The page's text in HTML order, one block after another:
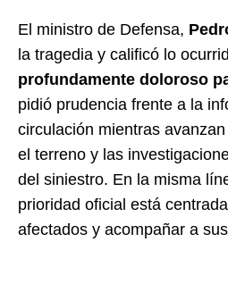
El ministro de Defensa,
la tragedia y calificó lo
profundamente doloroso
pidió prudencia frente a la
circulación mientras
el terreno y las
del siniestro. En la misma
prioridad oficial está
afectados y acompañar a